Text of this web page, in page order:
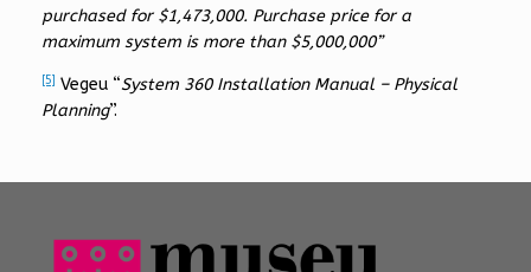
purchased for $1,473,000. Purchase price for a
maximum system is more than $5,000,000”
[5] Vegeu “System 360 Installation Manual – Physical
Planning”.